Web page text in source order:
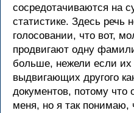
сосредотачиваются на
статистике. Здесь речь
голосовании, что вот,
продвигают одну
больше, нежели если их
выдвигающих другого
документов, потому что
меня, но я так понимаю,